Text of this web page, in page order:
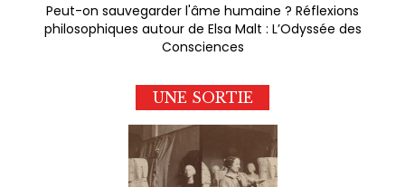
Peut-on sauvegarder l'âme humaine ? Réflexions
philosophiques autour de Elsa Malt : L’Odyssée des
Consciences
UNE SORTIE